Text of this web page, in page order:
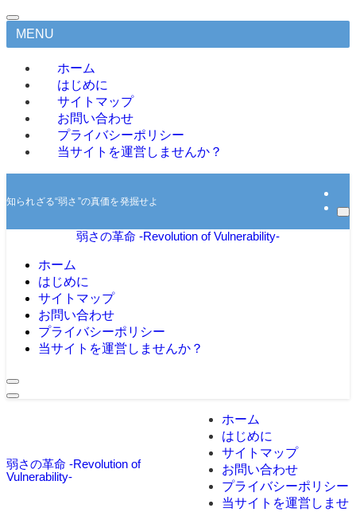
MENU
ホーム
はじめに
サイトマップ
お問い合わせ
プライバシーポリシー
当サイトを運営しませんか？
知られざる“弱さ”の真価を発掘せよ
弱さの革命 -Revolution of Vulnerability-
ホーム
はじめに
サイトマップ
お問い合わせ
プライバシーポリシー
当サイトを運営しませんか？
弱さの革命 -Revolution of
Vulnerability-
ホーム
はじめに
サイトマップ
お問い合わせ
プライバシーポリシー
当サイトを運営しませ